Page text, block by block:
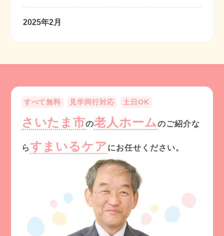
2025年2月
すべて無料 見学同行対応 土日OK
さいたま市の老人ホームのご紹介な
らすまいるケア にお任せください。